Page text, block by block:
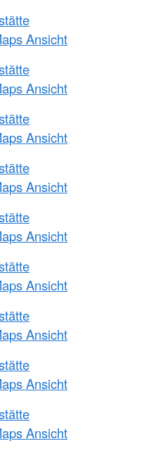
Ansicht
Ansicht
Ansicht
Ansicht
Ansicht
Ansicht
Ansicht
Ansicht
Ansicht